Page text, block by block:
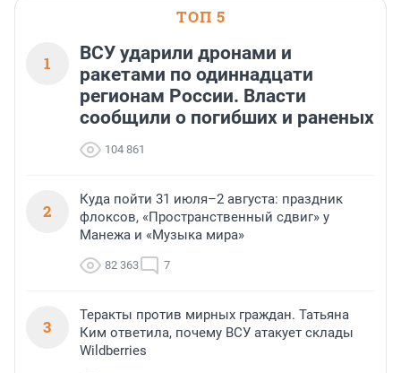
ТОП 5
1
ВСУ ударили дронами и
ракетами по одиннадцати
регионам России. Власти
сообщили о погибших и раненых
104 861
2
Куда пойти 31 июля–2 августа: праздник
флоксов, «Пространственный сдвиг» у
Манежа и «Музыка мира»
82 363 7
3
Теракты против мирных граждан. Татьяна
Ким ответила, почему ВСУ атакует склады
Wildberries